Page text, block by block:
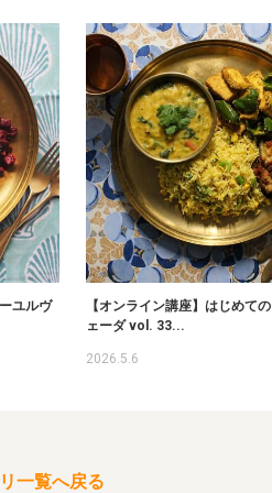
ユルヴ
【オンライン講座】はじめて
ェーダ vol. 33...
2026.5.6
一覧へ戻る